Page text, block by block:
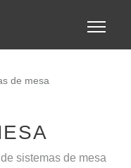
Toggle
de mesa
sistemas de mesa